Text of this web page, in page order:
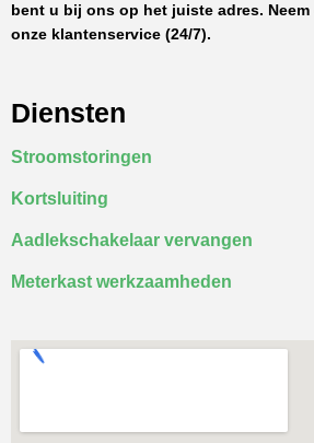
bent u bij ons op het juiste adres.
onze klantenservice (24/7).
Diensten
Stroomstoringen
Kortsluiting
Aadlekschakelaar vervangen
Meterkast werkzaamheden